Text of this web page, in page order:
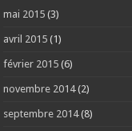
mai 2015 (3)
avril 2015 (1)
février 2015 (6)
novembre 2014(2)
septembre 2014(8)